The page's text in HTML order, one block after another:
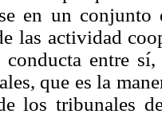
en un
las actividad
conducta entre
que es la
los tribunales